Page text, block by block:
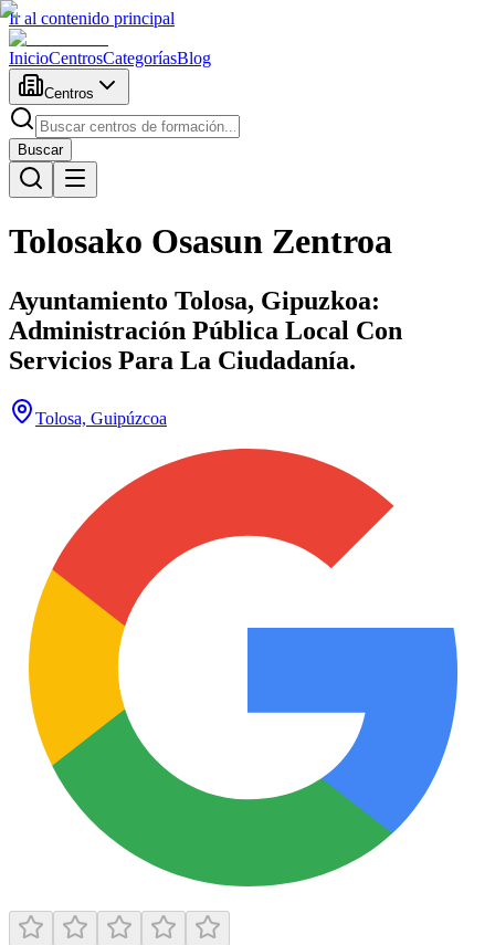
Ir al contenido principal
InicioCentrosCategoríasBlog
Centros
Buscar
Tolosako Osasun Zentroa
Ayuntamiento Tolosa, Gipuzkoa:
Administración Pública Local Con
Servicios Para La Ciudadanía.
Tolosa, Guipúzcoa